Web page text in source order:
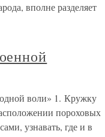
вполне разделяет
воли» 1. Кружку
пороховых
узнавать, где и в